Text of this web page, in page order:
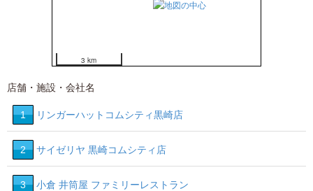
3 km
店舗・施設・会社名
1 リンガーハットコムシティ黒崎店
2 サイゼリヤ 黒崎コムシティ店
3 小倉 井筒屋 ファミリーレストラン